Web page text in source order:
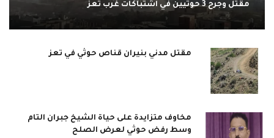
مقتل وجرح 3 حوثيين في اشتباكات غرب تعز
مقتل مدني بنيران قناص حوثي في تعز
مخاوف متزايدة على حياة الشيخ جبران التام
وسط رفض حوثي لعرض الصلح